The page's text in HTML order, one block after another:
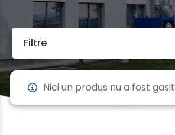
Filtre
Nici un produs nu a fost gasit